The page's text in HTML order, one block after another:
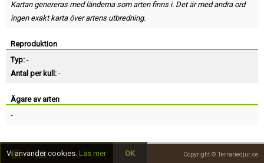
Kartan genereras med länderna som arten finns i. Det är med andra ord
ingen exakt karta över artens utbredning.
Reproduktion
Typ: -
Antal per kull: -
Ägare av arten
-
Copyright © Terrariedjur.se
Vi använder cookies. Läs mer OK